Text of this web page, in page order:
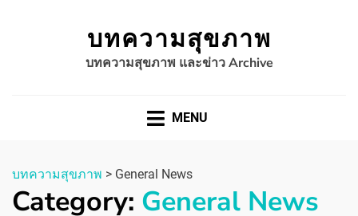
บทความสุขภาพ
บทความสุขภาพ และข่าว Archive
MENU
บทความสุขภาพ > General News
Category: General News